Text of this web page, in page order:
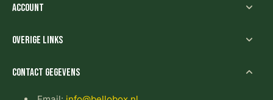
Account
Overige links
Contact gegevens